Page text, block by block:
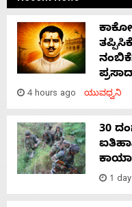
4 hours ago ಯುವಧ್ವನಿ
30
1